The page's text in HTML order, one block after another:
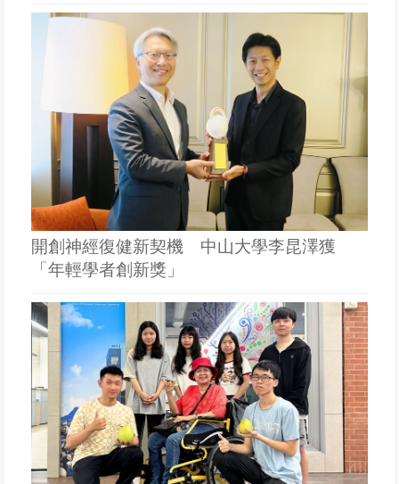
開創神經復健新契機 中山大學李昆澤獲
「年輕學者創新獎」